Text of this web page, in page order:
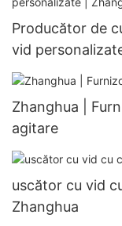
Producător de
vid
Zhanghua |
agitare
uscător cu vid
Zhanghua